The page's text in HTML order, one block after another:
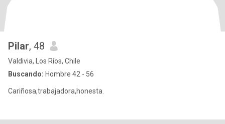
Pilar, 48
Valdivia, Los Ríos, Chile
Buscando: Hombre 42 - 56
Cariñosa,trabajadora,honesta.